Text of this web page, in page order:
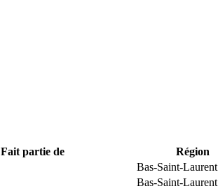
Fait partie de Région
Bas-Saint-Laurent
Bas-Saint-Laurent